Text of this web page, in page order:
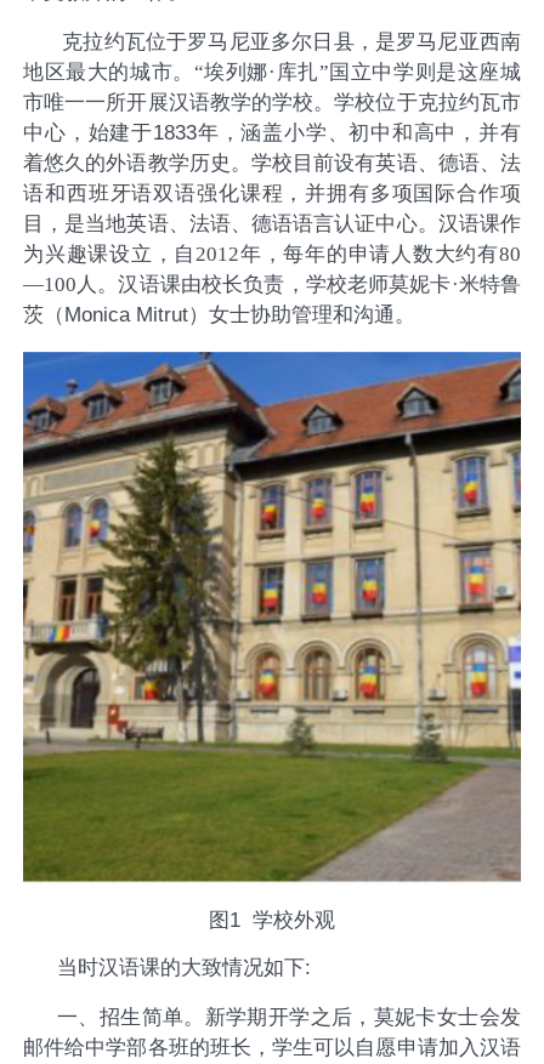
克拉约瓦位于罗马尼亚多尔日县，是罗马尼亚西南
地区最大的城市。“埃列娜· 库扎”国立中学则是这座城
市唯一一所开展汉语教学的学校。学校位于克拉约瓦市
中心，始建于1833年，涵盖小学、初中和高中，并有
着悠久的外语教学历史。学校目前设有英语、德语、法
语和西班牙语双语强化课程，并拥有多项国际合作项
目，是当地英语、法语、德语语言认证中心。汉语课作
为兴趣课设立，自2012年，每年的申请人数大约有80
—100人。汉语课由校长负责，学校老师莫妮卡·米特鲁
茨（Monica Mitrut）女士协助管理和沟通。
图 1 学校外观
当时汉语课的大致情况如下:
一、 招生简单。新学期开学之后，莫妮卡女士会发
邮件给中学部各班的班长，学生可以自愿申请加入汉语